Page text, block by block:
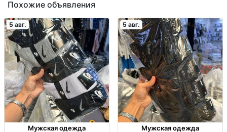
Похожие объявления
5 авг.
Мужская одежда
5 авг.
Мужская одежда